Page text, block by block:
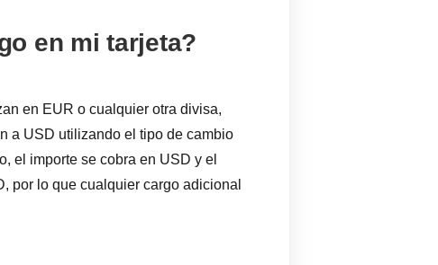
en mi tarjeta?
en EUR o cualquier otra divisa,
a USD utilizando el tipo de cambio
el importe se cobra en USD y el
por lo que cualquier cargo adicional